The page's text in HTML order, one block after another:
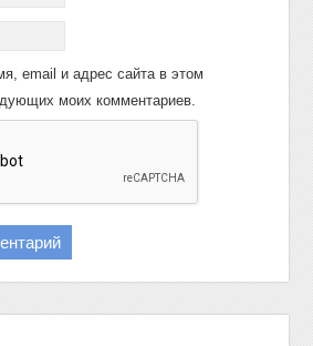
email и адрес сайта в этом
моих комментариев.